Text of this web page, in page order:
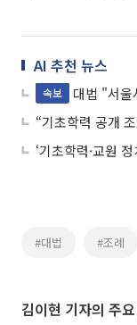
AI 추천 뉴스
속보
대법 "서울
#대법 #조례
김이현 기자의 주